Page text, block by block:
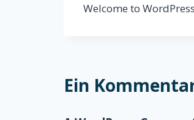
Welcome to
Ein